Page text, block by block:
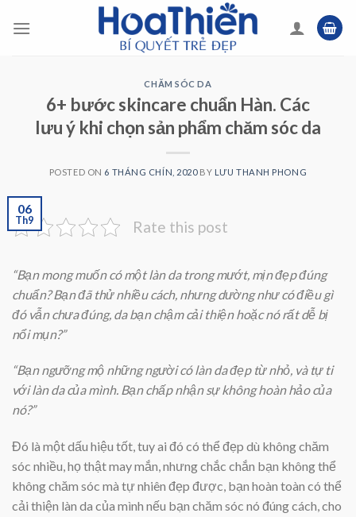
CHĂM SÓC DA
6+ bước skincare chuẩn Hàn. Các
lưu ý khi chọn sản phẩm chăm sóc da
POSTED ON 6 THÁNG CHÍN, 2020BY LƯU THANH PHONG
06
Th9 Rate this post
“Bạn mong muốn có một làn da trong mướt, mịn đẹp đúng
chuẩn? Bạn đã thử nhiều cách, nhưng dường như có điều gì
đó vẫn chưa đúng, da bạn chậm cải thiện hoặc nó rất dễ bị
nổi mụn?”
“Bạn ngưỡng mộ những người có làn da đẹp từ nhỏ, và tự ti
với làn da của mình. Bạn chấp nhận sự không hoàn hảo của
nó?”
Đó là một dấu hiệu tốt, tuy ai đó có thể đẹp dù không chăm
sóc nhiều, họ thật may mắn, nhưng chắc chắn bạn không thể
không chăm sóc mà tự nhiên đẹp được, bạn hoàn toàn có thể
cải thiện làn da của mình nếu bạn chăm sóc nó đúng cách, cho